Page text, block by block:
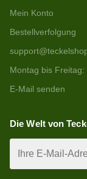
Mein Konto
Bestellverfolgung
Montag bis
E-Mail senden
Die Welt von